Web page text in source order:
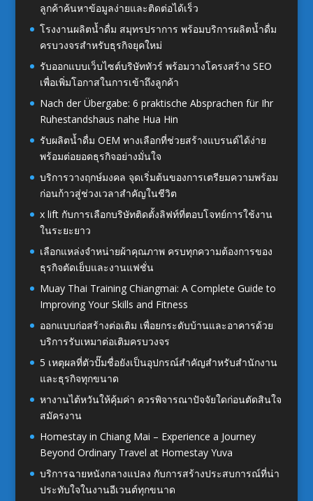
ลูกค้าค้นหาข้อมูลง่ายและติดต่อได้เร็ว
โรงงานผลิตน้ำดื่ม สมุทรปราการ พร้อมบริการผลิตน้ำดื่ม
ครบวงจรสำหรับธุรกิจยุคใหม่
รับออกแบบเว็บไซต์บริษัททัวร์ พร้อมวางโครงสร้าง SEO
เพื่อเพิ่มโอกาสในการเข้าถึงลูกค้า
Nach der Übergabe: 6 praktische Absprachen für Ihr
Ruhestandshaus nahe Hua Hin
รับผลิตน้ำดื่ม OEM ทางเลือกที่ช่วยสร้างแบรนด์ได้ง่าย
พร้อมต่อยอดธุรกิจอย่างมั่นใจ
บริการวางฤกษ์มงคล จุดเริ่มต้นของการเตรียมความพร้อม
ก่อนก้าวสู่ช่วงเวลาสำคัญในชีวิต
x lift กับการเลือกบริษัทติดตั้งลิฟท์ที่ตอบโจทย์การใช้งาน
ในระยะยาว
เลือกแหล่งจำหน่ายผ้าคุณภาพ ครบทุกความต้องการของ
ธุรกิจตัดเย็บและงานแฟชั่น
Muay Thai Training Chiangmai: A Complete Guide to
Improving Your Skills and Fitness
ออกแบบก่อสร้างต่อเติม เพื่อยกระดับบ้านและอาคารด้วย
บริการรับเหมาต่อเติมครบวงจร
5 เหตุผลที่ตัวปั๊มชื่อยังเป็นอุปกรณ์สำคัญสำหรับสำนักงาน
และธุรกิจทุกขนาด
หางานไต้หวันให้คุ้มค่า ควรพิจารณาปัจจัยใดก่อนตัดสินใจ
สมัครงาน
Homestay in Chiang Mai – Experience a Journey
Beyond Ordinary Travel at Homestay Yuva
บริการฉายหนังกลางแปลง กับการสร้างประสบการณ์ที่น่า
ประทับใจในงานอีเวนต์ทุกขนาด